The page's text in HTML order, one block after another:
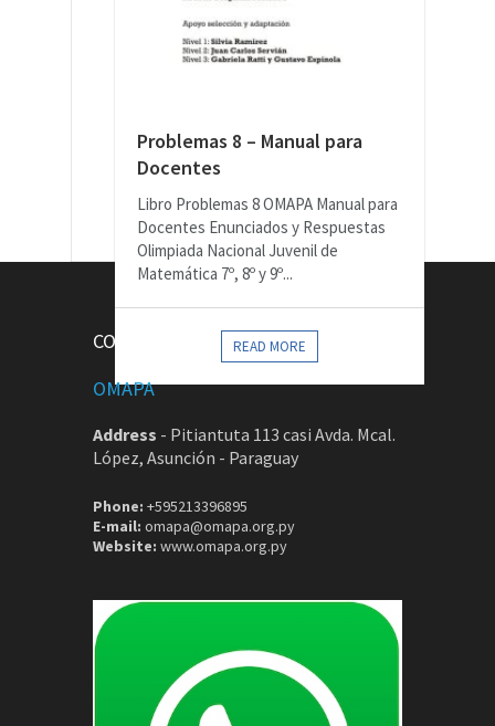
Problemas 8 – Manual para
Docentes
Libro Problemas 8 OMAPA Manual para
Docentes Enunciados y Respuestas
Olimpiada Nacional Juvenil de
Matemática 7º, 8º y 9º...
READ MORE
CONTACTOS
OMAPA
Address - Pitiantuta 113 casi Avda. Mcal.
López, Asunción - Paraguay
Phone: +595213396895
E-mail: omapa@omapa.org.py
Website: www.omapa.org.py